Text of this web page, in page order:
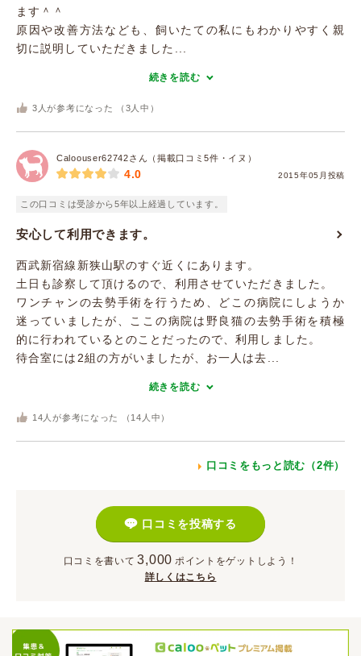
ます＾＾
原因や改善方法なども、飼いたての私にもわかりやすく親
切に説明していただきました...
続きを読む
3 人が参考になった （ 3 人中）
Caloouser62742さん（掲載口コミ5件・イヌ）
2015年05月投稿
4.0
この口コミは受診から5年以上経過しています。
安心して利用できます。
西武新宿線新狭山駅のすぐ近くにあります。
土日も診察して頂けるので、利用させていただきました。
ワンチャンの去勢手術を行うため、どこの病院にしようか
迷っていましたが、ここの病院は野良猫の去勢手術を積極
的に行われているとのことだったので、利用しました。
待合室には2組の方がいましたが、お一人は去...
続きを読む
14 人が参考になった （ 14 人中）
口コミをもっと読む（2件）
口コミを投稿する
口コミを書いて 3,000 ポイント をゲットしよう！
詳しくはこちら